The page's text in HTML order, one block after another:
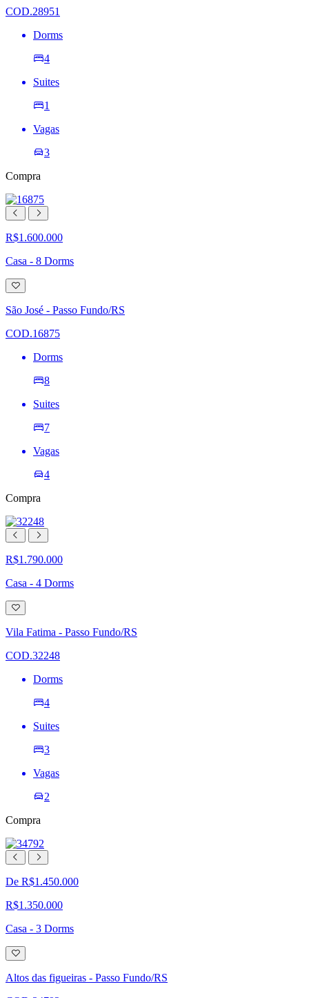
COD.28951
Dorms
4
Suites
1
Vagas
3
Compra
R$1.600.000
Casa - 8 Dorms
Adicionar
à
lista
de
São José - Passo Fundo/RS
COD.16875
Dorms
8
Suites
7
Vagas
4
Compra
R$1.790.000
Casa - 4 Dorms
Adicionar
à
lista
de
Vila Fatima - Passo Fundo/RS
COD.32248
Dorms
4
Suites
3
Vagas
2
Compra
De R$1.450.000
R$1.350.000
Casa - 3 Dorms
Adicionar
à
lista
de
Altos das figueiras - Passo Fundo/RS